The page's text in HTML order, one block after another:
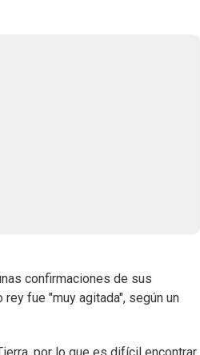
confirmaciones de sus
fue "muy agitada", según un